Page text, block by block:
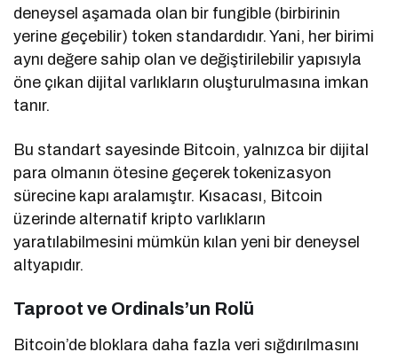
deneysel aşamada olan bir fungible (birbirinin
yerine geçebilir) token standardıdır. Yani, her birimi
aynı değere sahip olan ve değiştirilebilir yapısıyla
öne çıkan dijital varlıkların oluşturulmasına imkan
tanır.
Bu standart sayesinde Bitcoin, yalnızca bir dijital
para olmanın ötesine geçerek tokenizasyon
sürecine kapı aralamıştır. Kısacası, Bitcoin
üzerinde alternatif kripto varlıkların
yaratılabilmesini mümkün kılan yeni bir deneysel
altyapıdır.
Taproot ve Ordinals’un Rolü
Bitcoin’de bloklara daha fazla veri sığdırılmasını